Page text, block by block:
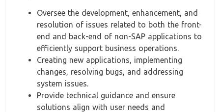
Oversee the development, enhancement, and
resolution of issues related to both the front-
end and back-end of non-SAP applications to
efficiently support business operations.
Creating new applications, implementing
changes, resolving bugs, and addressing
system issues.
Provide technical guidance and ensure
solutions align with user needs and